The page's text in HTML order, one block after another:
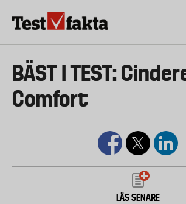
Huvudmeny
ny
HEM & HUSHÅLL
BÄST I TEST:
Comfort
LÄS SENARE